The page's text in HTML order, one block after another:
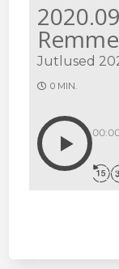
Jutlused
0 MIN.